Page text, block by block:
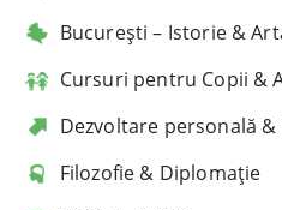
București – Istorie &
Cursuri pentru Copii &
Dezvoltare personală
Filozofie & Diplomație